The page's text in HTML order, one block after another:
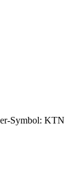
Symbol: KTN